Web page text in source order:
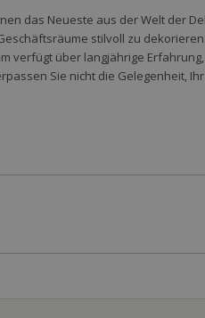
das Neueste aus der Welt der
stilvoll zu
verfügt über langjährige
Sie nicht die Gelegenheit,